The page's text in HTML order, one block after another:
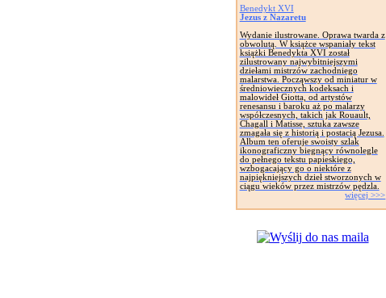
Benedykt XVI
Jezus z Nazaretu
Wydanie ilustrowane. Oprawa twarda z
obwolutą. W książce wspaniały tekst
książki Benedykta XVI został
zilustrowany najwybitniejszymi
dziełami mistrzów zachodniego
malarstwa. Począwszy od miniatur w
średniowiecznych kodeksach i
malowideł Giotta, od artystów
renesansu i baroku aż po malarzy
współczesnych, takich jak Rouault,
Chagall i Matisse, sztuka zawsze
zmagała się z historią i postacią Jezusa.
Album ten oferuje swoisty szlak
ikonograficzny biegnący równolegle
do pełnego tekstu papieskiego,
wzbogacający go o niektóre z
najpiękniejszych dzieł stworzonych w
ciągu wieków przez mistrzów pędzla.
więcej >>>